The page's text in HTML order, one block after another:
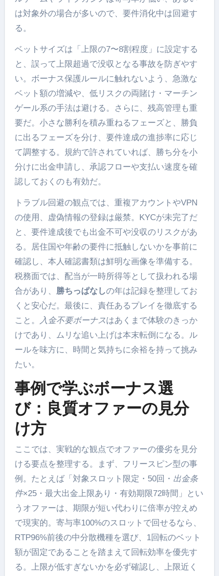
は対象外の場合が多いので、要件消化中は回避す
る。
ベットサイズは「上限の7〜8割程度」に設定する
と、誤って上限超過で没収となる事故を防ぎやす
い。ボーナス保護ルールに触れないよう、急激な
ベット額の増減や、低リスクの両賭け・マーチン
ゲール系の手法は避ける。さらに、残高管理も重
要だ。小さな勝利を積み重ねるフェーズと、勝負
に出るフェーズを分け、要件達成の進捗率に応じ
て調整する。規約で許されていれば、勝ち分を小
分けに出金申請し、承認フローや支払い速度を確
認しておくのも有効だ。
トラブル回避の観点では、重複アカウントやVPN
の使用、虚偽情報の登録は厳禁。KYCが未完了だ
と、要件達成後でも出金不可や没収のリスクがあ
る。居住国や年齢の要件に抵触しないかを事前に
確認し、本人確認書類は鮮明な画像を準備する。
税務面では、配当が一時所得等として扱われる場
合があり、 勝ちっぱなしの年は記録を整理してお
くと安心だ。最後に、責任あるプレイを徹底する
こと。
入金不要ボーナスはあくまで体験のきっか
けであり、ムリな追い上げは本末転倒になる。ル
ールを味方に、時間と気持ちに余裕を持って挑み
たい。
事例で学ぶボーナス選
び：良質オファーの見分
け方
ここでは、実戦的な観点でオファーの優劣を見分
ける要点を整理する。まず、フリースピン型の事
例。たとえば「対象スロット限定・50回・ 出金条
件×25・最大出金上限あり・有効期限72時間」とい
うオファーは、期限が短い代わりに倍率が控えめ
で現実的。寄与率100%のスロットで回せるなら、
RTP96%前後の中分散機種を選び、1回転のベット
額が固定であることを踏まえて回転効率を優先す
る。上限が低すぎないかを必ず確認し、上限近く